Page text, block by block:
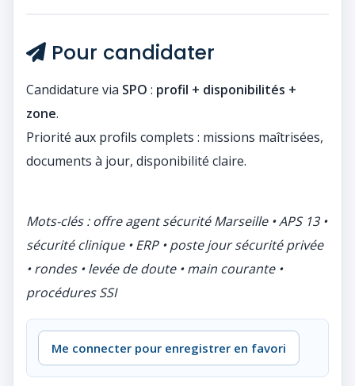
Pour candidater
Candidature via SPO : profil + disponibilités +
zone.
Priorité aux profils complets : missions maîtrisées,
documents à jour, disponibilité claire.
Mots-clés : offre agent sécurité Marseille • APS 13 •
sécurité clinique • ERP • poste jour sécurité privée
• rondes • levée de doute • main courante •
procédures SSI
Me connecter pour enregistrer en favori